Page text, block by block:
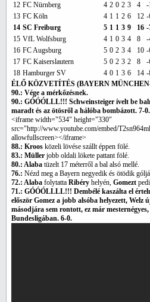
12 FC Nürnberg 4 2 0 2 3 4 -
13 FC Köln 4 1 1 2 6 12 -
14 SC Freiburg 5 1 1 3 9 16 -
15 VfL Wolfsburg 4 1 0 3 4 8 -
16 FC Augsburg 5 0 2 3 4 10 -
17 FC Kaiserslautern 5 0 2 3 2 8 -
18 Hamburger SV 4 0 1 3 6 14 -
ÉLŐ KÖZVETÍTÉS (BAYERN
90.: Vége a mérkőzésnek.
90.: GÓÓÓLLL!!! Schweinsteiger ívelt be
maradt és az ötösről a hálóba bombázott. 7-0.
<iframe width="534" height="330"
src="http://www.youtube.com/embed/
allowfullscreen></iframe>
88.: Kroos közeli lövése szállt éppen fölé.
83.: Müller jobb oldali lökete pattant fölé.
80.: Alaba tüzelt 17 méterről a bal alsó mellé.
76.: Nézd meg a Bayern negyedik és ötödik
72.: Alaba folytatta Ribéry helyén, Gomezt
71.: GÓÓÓLLLL!!! Dembélé kaszálta el
először Gomez a jobb alsóba helyezett, Welz
másodjára sem rontott, ez már mesternégyes,
Bundesligában. 6-0.